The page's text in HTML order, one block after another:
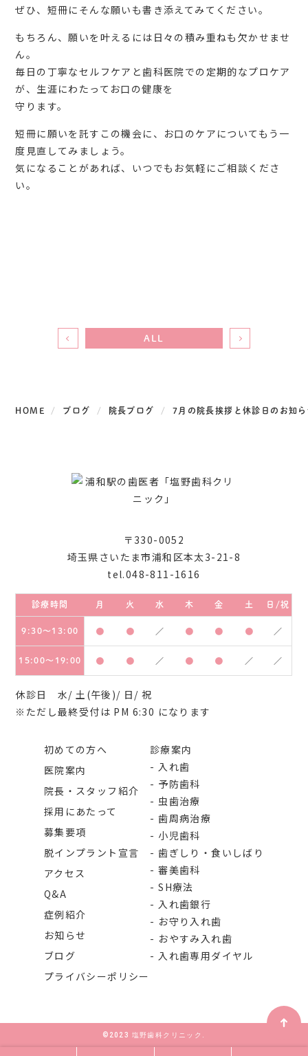
ぜひ、短冊にそんな願いも書き添えてみてください。
もちろん、願いを叶えるには日々の積み重ねも欠かせませ
ん。
毎日の丁寧なセルフケアと歯科医院での定期的なプロケア
が、生涯にわたってお口の健康を
守ります。
短冊に願いを託すこの機会に、お口のケアについてもう一
度見直してみましょう。
気になることがあれば、いつでもお気軽にご相談くださ
い。
ALL
HOME ブログ 院長ブログ 7月の院長挨拶と休診日のお知
〒330-0052
埼玉県さいたま市浦和区本太3-21-8
tel.048-811-1616
診療時間 月 火 水 木 金 土 日/祝
9:30～13:00 ● ● ／ ● ● ● ／
15:00～19:00 ● ● ／ ● ● ／ ／
休診日 水/ 土(午後)/ 日/ 祝
※ただし最終受付は PM 6:30 になります
初めての方へ
医院案内
院長・スタッフ紹介
採用にあたって
募集要項
脱インプラント宣言
アクセス
Q&A
症例紹介
お知らせ
ブログ
プライバシーポリシー
診療案内
入れ歯
予防歯科
虫歯治療
歯周病治療
小児歯科
歯ぎしり・食いしばり
審美歯科
SH療法
入れ歯銀行
お守り入れ歯
おやすみ入れ歯
入れ歯専用ダイヤル
©2023 塩野歯科クリニック.